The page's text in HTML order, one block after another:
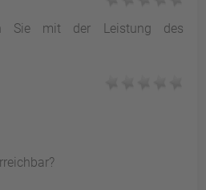
Sie mit der Leistung des